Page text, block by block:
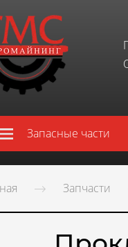
Запасные части
Запчасти